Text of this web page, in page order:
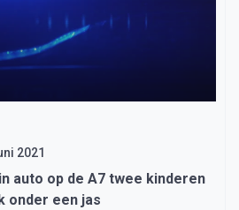
2021
auto op de A7 twee kinderen
onder een jas